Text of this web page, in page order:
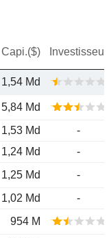
Capi.($) Investisseur
1,54 Md
5,84 Md
1,53 Md
-
1,24 Md
-
1,25 Md
-
1,02 Md
-
954 M